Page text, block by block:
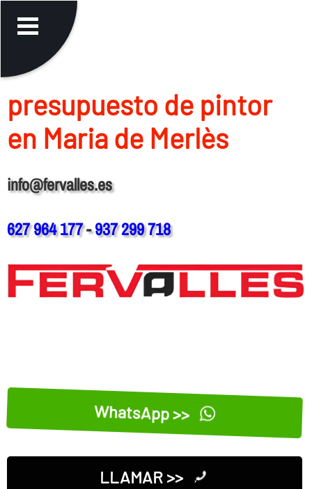
presupuesto de pintor
en Maria de Merlès
info@fervalles.es
627 964 177-937 299 718
WhatsApp >>
LLAMAR >>